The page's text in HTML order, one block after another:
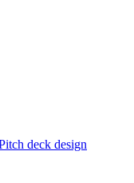
deck design